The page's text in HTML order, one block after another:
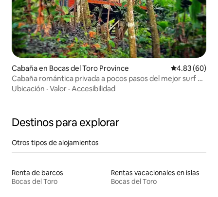
Cabaña en Bocas del Toro Province Calificación
4.83 (60)
Cabaña romántica privada a pocos pasos del mejor surf de
Bocas
Ubicación · Valor · Accesibilidad
Destinos para explorar
Otros tipos de alojamientos
Renta de barcos
Bocas del Toro
Rentas vacacionales en islas
Bocas del Toro